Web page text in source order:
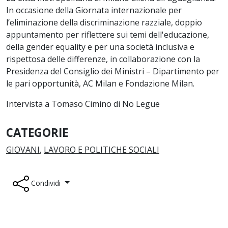
In occasione della Giornata internazionale per
l’eliminazione della discriminazione razziale, doppio
appuntamento per riflettere sui temi dell'educazione,
della gender equality e per una società inclusiva e
rispettosa delle differenze, in collaborazione con la
Presidenza del Consiglio dei Ministri – Dipartimento per
le pari opportunità, AC Milan e Fondazione Milan.
Intervista a Tomaso Cimino di No Legue
CATEGORIE
GIOVANI, LAVORO E POLITICHE SOCIALI
Condividi